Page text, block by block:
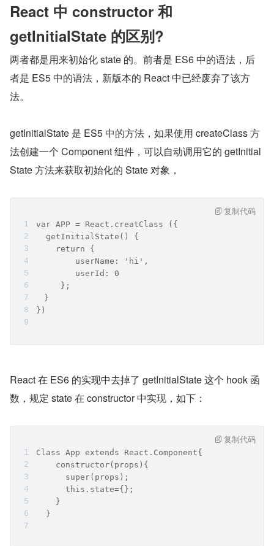
React 中 constructor 和
getInitialState 的区别?
两者都是用来初始化 state 的。前者是 ES6 中的语法，后
者是 ES5 中的语法，新版本的 React 中已经废弃了该方
法。
getInitialState 是 ES5 中的方法，如果使用 createClass 方
法创建一个 Component 组件，可以自动调用它的 getInitial
State 方法来获取初始化的 State 对象，
var APP = React.creatClass ({
  getInitialState() {
    return {
        userName: 'hi',
        userId: 0
     };
}
})
复制代码
React 在 ES6 的实现中去掉了 getInitialState 这个 hook 函
数，规定 state 在 constructor 中实现，如下：
Class App extends React.Component{
    constructor(props){
      super(props);
      this.state={};
    }
  }
复制代码